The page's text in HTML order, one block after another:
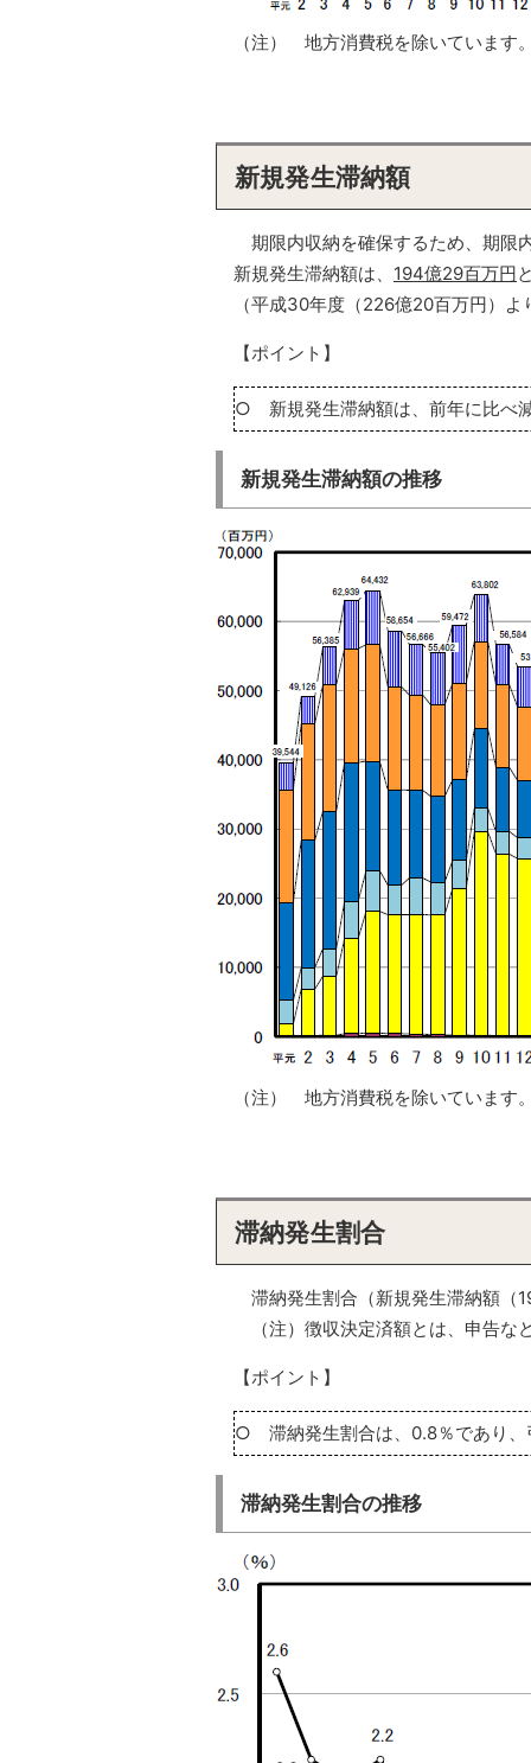
（注） 地方消費税を除いています
新規発生滞納額
期限内収納を確保するため、期限
新規発生滞納額は、 194億29百万円
（平成30年度（226億20百万円）
【ポイント】
○ 新規発生滞納額は、前年に比べ
新規発生滞納額の推移
（注） 地方消費税を除いています
滞納発生割合
滞納発生割合（新規発生滞納額（
（注）徴収決定済額とは、申告な
【ポイント】
○ 滞納発生割合は、0.8％であり、
滞納発生割合の推移